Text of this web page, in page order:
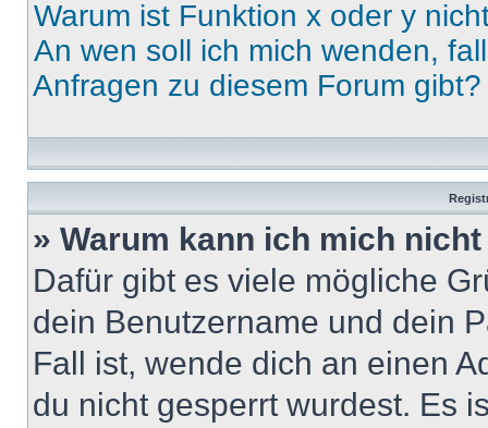
Warum ist Funktion x oder y
An wen soll ich mich wenden,
Anfragen zu diesem Forum gibt?
» Warum kann ich mich
Dafür gibt es viele mögliche
dein Benutzername und dein
Fall ist, wende dich an einen
du nicht gesperrt wurdest. Es